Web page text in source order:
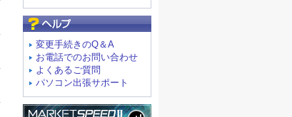
変更手続きのQ＆A
お電話でのお問い合わせ
よくあるご質問
パソコン出張サポート